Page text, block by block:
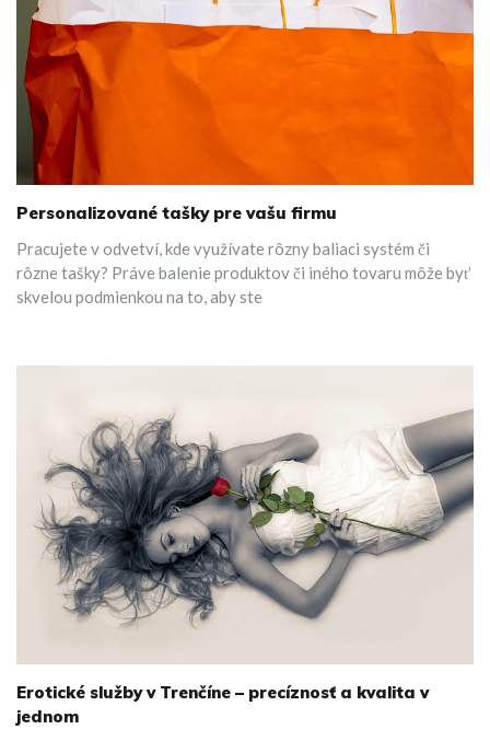
Personalizované tašky pre vašu firmu
Pracujete v odvetví, kde využívate rôzny baliaci systém či
rôzne tašky? Práve balenie produktov či iného tovaru môže byť
skvelou podmienkou na to, aby ste
Erotické služby v Trenčíne – precíznosť a kvalita v
jednom